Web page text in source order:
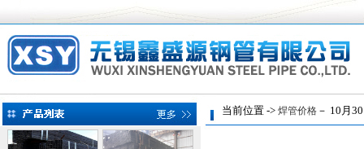
当前位置 -> 焊管价格 － 10月